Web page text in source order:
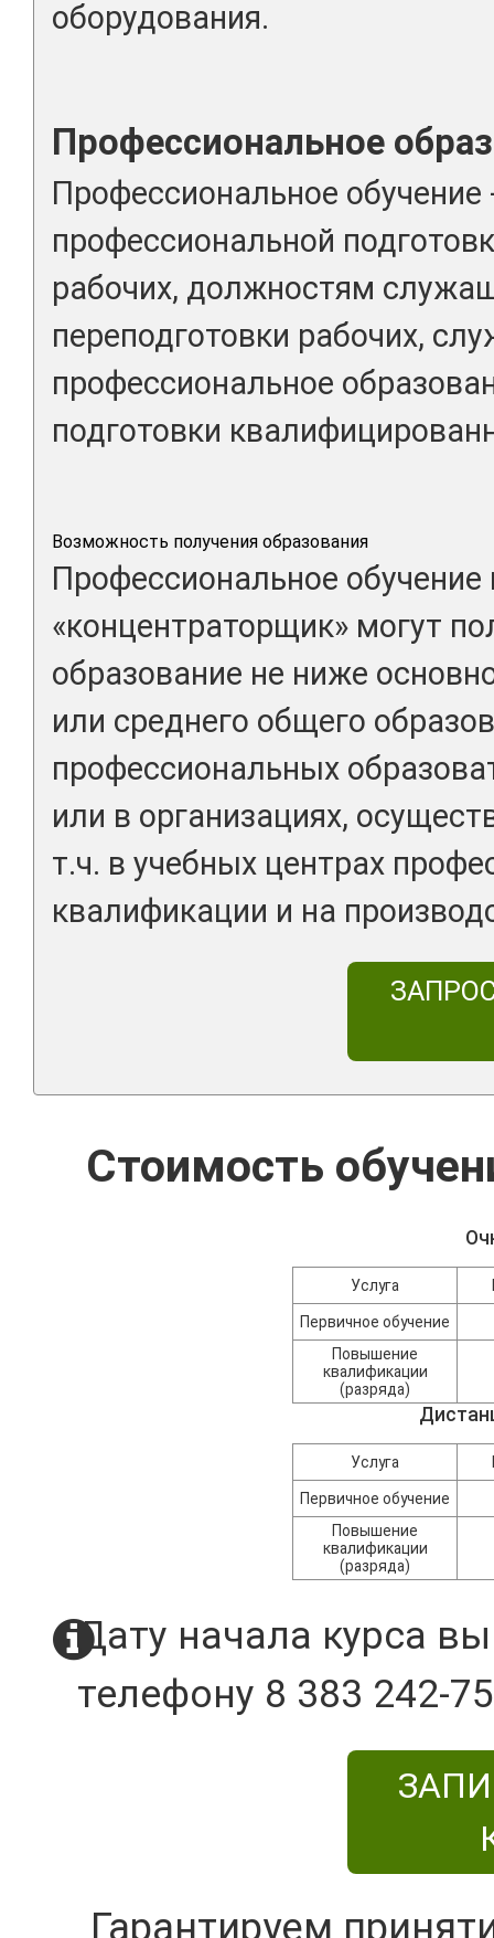
оборудования.
Профессиональное
Профессиональное
профессиональной
рабочих, должностям
переподготовки рабочих,
профессиональное
подготовки
Возможность получения образования
Профессиональное
«концентраторщик» могут
образование не ниже
или среднего общего
профессиональных
или в организациях,
т.ч. в учебных центрах
квалификации и на
Стоимость
Услуга
Первичное обучение
Повышение
квалификации
(разряда)
Услуга
Первичное обучение
Повышение
квалификации
(разряда)
Дату начала курса
телефону 8 383 242-
Гарантируем